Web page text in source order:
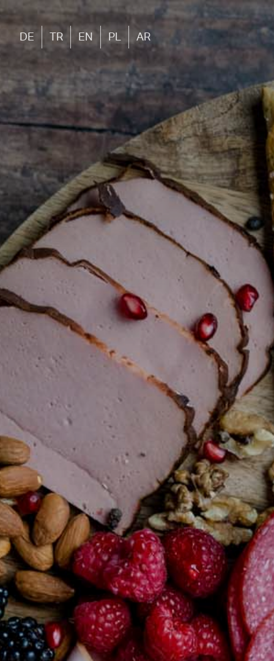
DE TR EN PL AR